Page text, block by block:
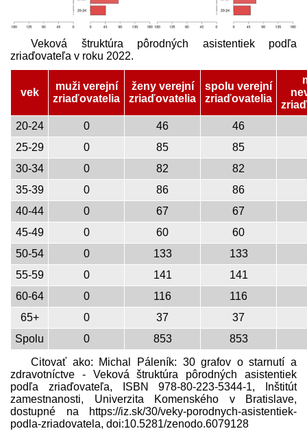
Veková štruktúra pôrodných asistentiek podľa
zriaďovateľa v roku 2022.
vek
muži verejní
zriaďovatelia
ženy verejní
zriaďovatelia
spolu verejní
zriaďovatelia
20-24
0 46
46
25-29
0 85
85
30-34
0 82
82
35-39
0 86
86
40-44
0 67
67
45-49
0 60
60
50-54
0 133
133
55-59
0 141
141
60-64
0 116
116
65+
0 37
37
Spolu
0 853
853
Citovať ako: Michal Páleník: 30 grafov o starnutí a
zdravotníctve - Veková štruktúra pôrodných asistentiek
podľa zriaďovateľa, ISBN 978-80-223-5344-1, Inštitút
zamestnanosti, Univerzita Komenského v Bratislave,
dostupné na https://iz.sk/​30/veky-porodnych-asistentiek-
podla-zriadovatela, doi:10.5281/​zenodo.6079128